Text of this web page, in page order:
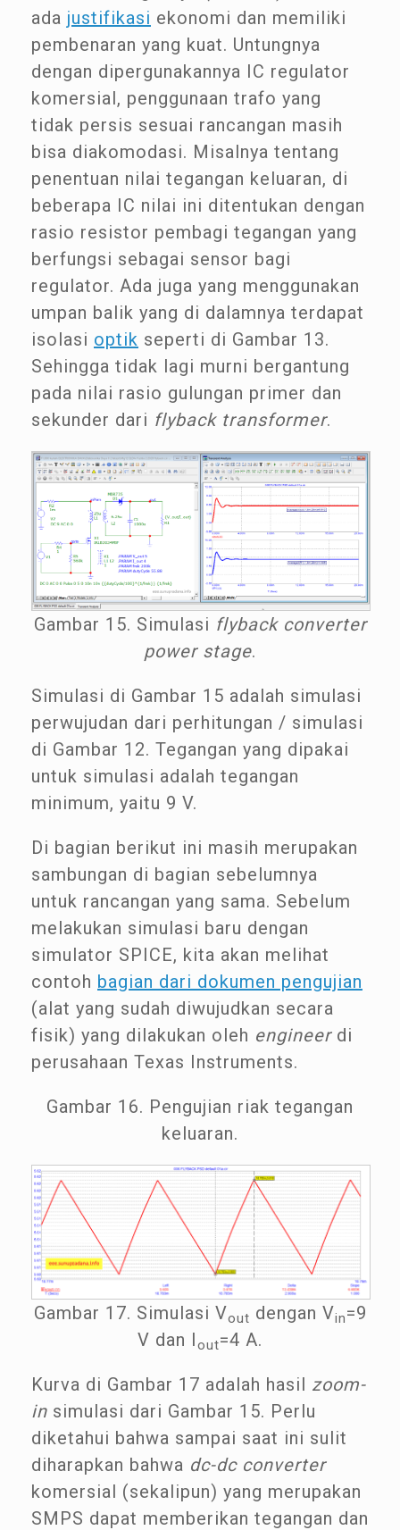
ada justifikasi ekonomi dan memiliki
pembenaran yang kuat. Untungnya
dengan dipergunakannya IC regulator
komersial, penggunaan trafo yang
tidak persis sesuai rancangan masih
bisa diakomodasi. Misalnya tentang
penentuan nilai tegangan keluaran, di
beberapa IC nilai ini ditentukan dengan
rasio resistor pembagi tegangan yang
berfungsi sebagai sensor bagi
regulator. Ada juga yang menggunakan
umpan balik yang di dalamnya terdapat
isolasi optik seperti di Gambar 13.
Sehingga tidak lagi murni bergantung
pada nilai rasio gulungan primer dan
sekunder dari flyback transformer.
Gambar 15. Simulasi flyback converter
power stage.
Simulasi di Gambar 15 adalah simulasi
perwujudan dari perhitungan / simulasi
di Gambar 12. Tegangan yang dipakai
untuk simulasi adalah tegangan
minimum, yaitu 9 V.
Di bagian berikut ini masih merupakan
sambungan di bagian sebelumnya
untuk rancangan yang sama. Sebelum
melakukan simulasi baru dengan
simulator SPICE, kita akan melihat
contoh bagian dari dokumen pengujian
(alat yang sudah diwujudkan secara
fisik) yang dilakukan oleh engineer di
perusahaan Texas Instruments.
Gambar 16. Pengujian riak tegangan
keluaran.
Gambar 17. Simulasi Vout dengan Vin=9
V dan Iout=4 A.
Kurva di Gambar 17 adalah hasil zoom-
in simulasi dari Gambar 15. Perlu
diketahui bahwa sampai saat ini sulit
diharapkan bahwa dc-dc converter
komersial (sekalipun) yang merupakan
SMPS dapat memberikan tegangan dan